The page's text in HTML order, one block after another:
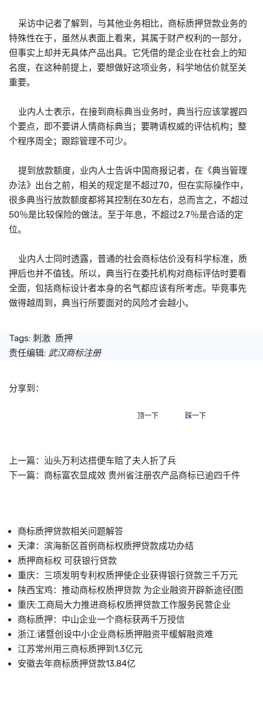
采访中记者了解到，与其他业务相比，商标质押贷款业务的
特殊性在于，虽然从表面上看来，其属于财产权利的一部分，
但事实上却并无具体产品出具。它凭借的是企业在社会上的知
名度，在这种前提上，要想做好这项业务，科学地估价就至关
重要。
业内人士表示，在接到商标典当业务时，典当行应该掌握四
个要点，即不要讲人情商标典当；要聘请权威的评估机构；整
个程序周全；跟踪管理不可少。
提到放款额度，业内人士告诉中国商报记者，在《典当管理
办法》出台之前，相关的规定是不超过70，但在实际操作中，
很多典当行放款额度都将其控制在30左右，总而言之，不超过
50％是比较保险的做法。至于年息，不超过2.7％是合适的定
位。
业内人士同时透露，普通的社会商标估价没有科学标准，质
押后也并不值钱。所以，典当行在委托机构对商标评估时要看
全面，包括商标设计者本身的名气都应该有所考虑。毕竟事先
做得越周到，典当行所要面对的风险才会越小。
Tags: 刺激 质押
责任编辑: 武汉商标注册
分享到：
顶一下 踩一下
上一篇： 汕头万利达搭便车赔了夫人折了兵
下一篇： 商标富农显成效 贵州省注册农产品商标已逾四千件
商标质押贷款相关问题解答
天津：滨海新区首例商标权质押贷款成功办结
质押商标权 可获银行贷款
重庆：三项发明专利权质押使企业获得银行贷款三千万元
陕西宝鸡：推动商标权质押贷款 为企业融资开辟新途径(图
重庆:工商局大力推进商标权质押贷款工作服务民营企业
商标质押：中山企业一个商标获两千万授信
浙江:诸暨创设中小企业商标质押融资平缓解融资难
江苏常州用三商标质押到1.3亿元
安徽去年商标质押贷款13.84亿